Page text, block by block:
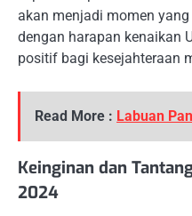
akan menjadi momen
dengan harapan kenaikan
positif bagi kesejahteraan
Read More : Labuan
Keinginan dan
2024